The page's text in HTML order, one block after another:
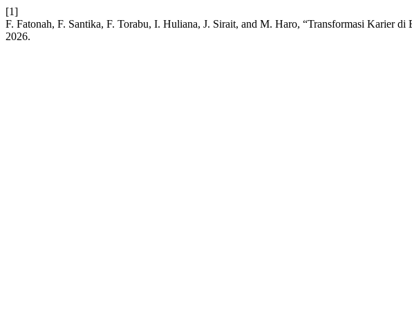
[1]
F. Fatonah, F. Santika, F. Torabu, I. Huliana, J. Sirait, and M. Haro, “Transformasi Karier
2026.